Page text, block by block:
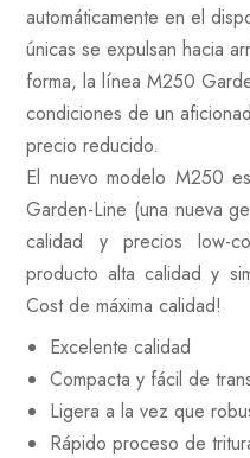
automáticamente en el
únicas se expulsan hacia
forma, la línea M250
condiciones de un
precio reducido.
El nuevo modelo M250
Garden-Line (una nueva
calidad y precios low-
producto alta calidad y
Cost de máxima calidad!
Excelente calidad
Compacta y fácil de
Ligera a la vez que
Rápido proceso de